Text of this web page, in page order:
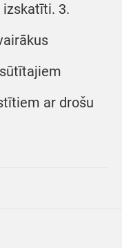
3.
ar drošu